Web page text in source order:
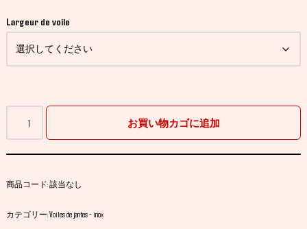
Largeur de voile
お買い物カゴに追加
商品コード:該当なし
カテゴリー:Voiles de jantes - inox